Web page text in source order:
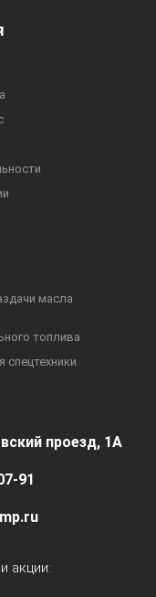
масла
топлива
спецтехники
проезд, 1А
91
акции: